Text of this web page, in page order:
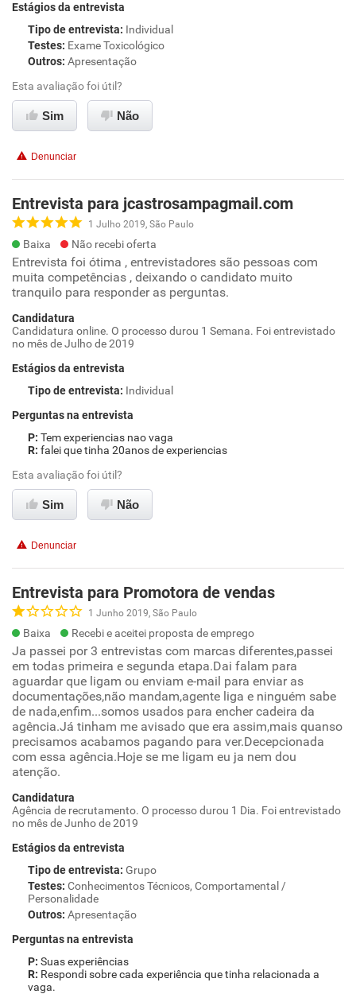
Estágios da entrevista
Tipo de entrevista: Individual
Testes: Exame Toxicológico
Outros: Apresentação
Esta avaliação foi útil?
Sim Não
Denunciar
Entrevista para jcastrosampagmail.com
1 Julho 2019, São Paulo
Baixa Não recebi oferta
Entrevista foi ótima , entrevistadores são pessoas com
muita competências , deixando o candidato muito
tranquilo para responder as perguntas.
Candidatura
Candidatura online. O processo durou 1 Semana. Foi entrevistado
no mês de Julho de 2019
Estágios da entrevista
Tipo de entrevista: Individual
Perguntas na entrevista
Tem experiencias nao vaga
falei que tinha 20anos de experiencias
Esta avaliação foi útil?
Sim Não
Denunciar
Entrevista para Promotora de vendas
1 Junho 2019, São Paulo
Baixa Recebi e aceitei proposta de emprego
Ja passei por 3 entrevistas com marcas diferentes,passei
em todas primeira e segunda etapa.Dai falam para
aguardar que ligam ou enviam e-mail para enviar as
documentações,não mandam,agente liga e ninguém sabe
de nada,enfim...somos usados para encher cadeira da
agência.Já tinham me avisado que era assim,mais quanso
precisamos acabamos pagando para ver.Decepcionada
com essa agência.Hoje se me ligam eu ja nem dou
atenção.
Candidatura
Agência de recrutamento. O processo durou 1 Dia. Foi entrevistado
no mês de Junho de 2019
Estágios da entrevista
Tipo de entrevista: Grupo
Testes: Conhecimentos Técnicos, Comportamental /
Personalidade
Outros: Apresentação
Perguntas na entrevista
Suas experiências
Respondi sobre cada experiência que tinha relacionada a
vaga.